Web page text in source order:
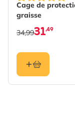
Cage de
graisse
31,49
34,99